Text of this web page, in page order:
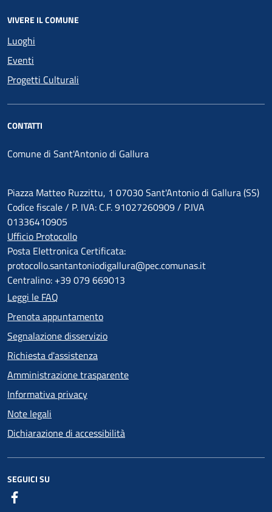
VIVERE IL COMUNE
Luoghi
Eventi
Progetti Culturali
CONTATTI
Comune di Sant'Antonio di Gallura
Piazza Matteo Ruzzittu, 1 07030 Sant'Antonio di Gallura (SS)
Codice fiscale / P. IVA: C.F. 91027260909 / P.IVA
01336410905
Ufficio Protocollo
Posta Elettronica Certificata:
protocollo.santantoniodigallura@pec.comunas.it
Centralino: +39 079 669013
Leggi le FAQ
Prenota appuntamento
Segnalazione disservizio
Richiesta d'assistenza
Amministrazione trasparente
Informativa privacy
Note legali
Dichiarazione di accessibilità
SEGUICI SU